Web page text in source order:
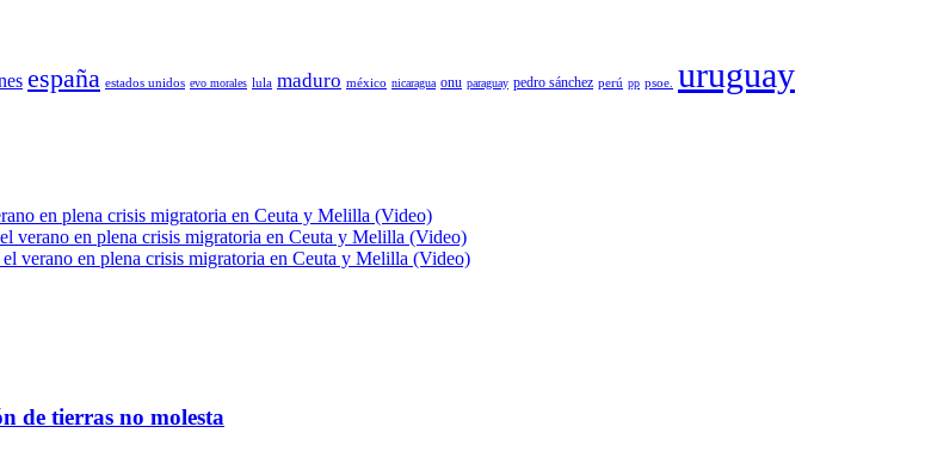
españa estados unidos evo morales lula maduro méxico nicaragua onu paraguay pedro sánchez perú pp psoe. uruguay
en plena crisis migratoria en Ceuta y Melilla (Video)
verano en plena crisis migratoria en Ceuta y Melilla (Video)
el verano en plena crisis migratoria en Ceuta y Melilla (Video)
de tierras no molesta